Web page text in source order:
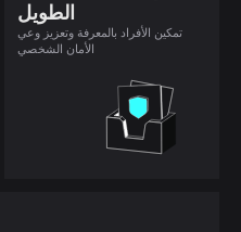
الطويل
تمكين الأفراد بالمعرفة وتعزيز وعي
الأمان الشخصي